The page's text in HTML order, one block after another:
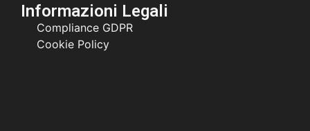
Informazioni Legali
Compliance GDPR
Cookie Policy